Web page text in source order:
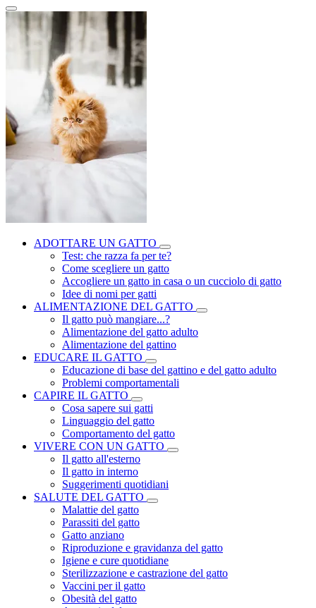
ADOTTARE UN GATTO
Test: che razza fa per te?
Come scegliere un gatto
Accogliere un gatto in casa o un cucciolo di gatto
Idee di nomi per gatti
ALIMENTAZIONE DEL GATTO
Il gatto può mangiare...?
Alimentazione del gatto adulto
Alimentazione del gattino
EDUCARE IL GATTO
Educazione di base del gattino e del gatto adulto
Problemi comportamentali
CAPIRE IL GATTO
Cosa sapere sui gatti
Linguaggio del gatto
Comportamento del gatto
VIVERE CON UN GATTO
Il gatto all'esterno
Il gatto in interno
Suggerimenti quotidiani
SALUTE DEL GATTO
Malattie del gatto
Parassiti del gatto
Gatto anziano
Riproduzione e gravidanza del gatto
Igiene e cure quotidiane
Sterilizzazione e castrazione del gatto
Vaccini per il gatto
Obesità del gatto